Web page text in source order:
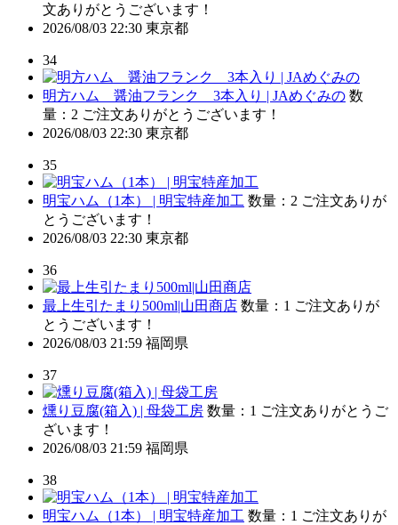
文ありがとうございます！
2026/08/03 22:30 東京都
34
明方ハム 醤油フランク 3本入り | JAめぐみの 数
量：2 ご注文ありがとうございます！
2026/08/03 22:30 東京都
35
明宝ハム（1本） | 明宝特産加工 数量：2 ご注文ありが
とうございます！
2026/08/03 22:30 東京都
36
最上生引たまり500ml|山田商店 数量：1 ご注文ありが
とうございます！
2026/08/03 21:59 福岡県
37
燻り豆腐(箱入) | 母袋工房 数量：1 ご注文ありがとうご
ざいます！
2026/08/03 21:59 福岡県
38
明宝ハム（1本） | 明宝特産加工 数量：1 ご注文ありが